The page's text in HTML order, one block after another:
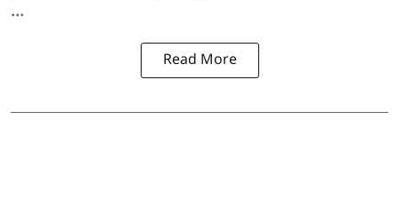
...
Read More